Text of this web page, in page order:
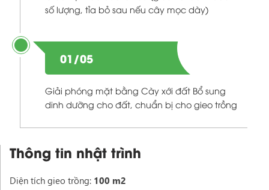
số lượng, tỉa bỏ sau nếu cây mọc dày)
01/05
Giải phóng mặt bằng Cày xới đất Bổ sung
dinh dưỡng cho đất, chuẩn bị cho gieo trồng
Thông tin nhật trình
Diện tích gieo trồng: 100 m2